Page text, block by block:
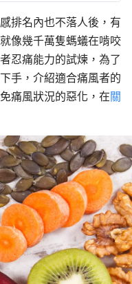
排名內也不落人後，有
像幾千萬隻螞蟻在啃咬
忍痛能力的試煉，為了
手，介紹適合痛風者的
痛風狀況的惡化，在關